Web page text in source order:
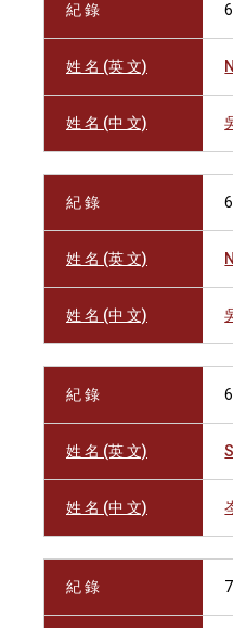
紀 錄
姓 名 (英 文)
姓 名 (中 文)
紀 錄
姓 名 (英 文)
姓 名 (中 文)
紀 錄
姓 名 (英 文)
姓 名 (中 文)
紀 錄